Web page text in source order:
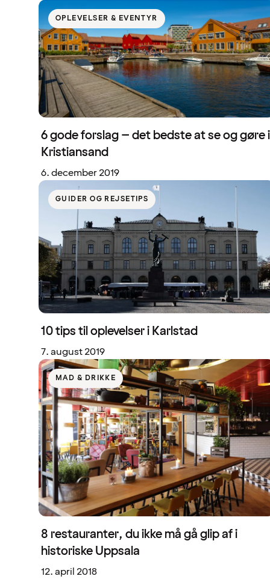
OPLEVELSER & EVENTYR
6 gode forslag – det bedste at se og gøre i
Kristiansand
6. december 2019
GUIDER OG REJSETIPS
10 tips til oplevelser i Karlstad
7. august 2019
MAD & DRIKKE
8 restauranter, du ikke må gå glip af i
historiske Uppsala
12. april 2018